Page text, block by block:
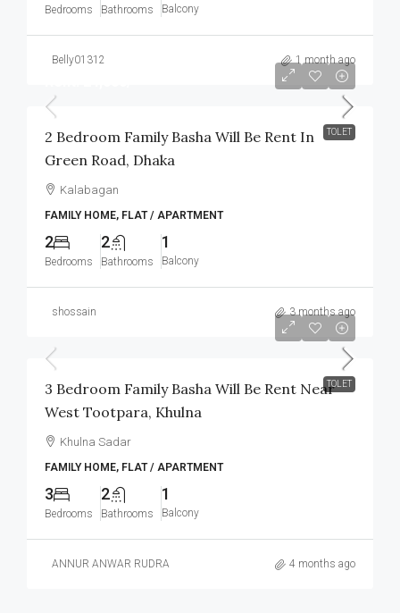
Bedrooms Bathrooms Balcony
Belly01312 1 month ago
TOLET
2 Bedroom Family Basha Will Be Rent In
Green Road, Dhaka
Kalabagan
FAMILY HOME, FLAT / APARTMENT
2
Bedrooms
2
Bathrooms
1
Balcony
shossain 3 months ago
TOLET
3 Bedroom Family Basha Will Be Rent Near
West Tootpara, Khulna
Khulna Sadar
FAMILY HOME, FLAT / APARTMENT
3
Bedrooms
2
Bathrooms
1
Balcony
ANNUR ANWAR RUDRA 4 months ago